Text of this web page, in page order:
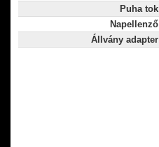
Puha tok
Napellenző
Állvány adapter